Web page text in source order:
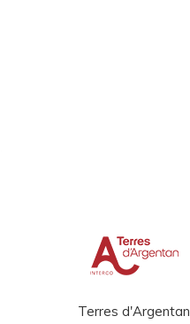
Terres d'Argentan